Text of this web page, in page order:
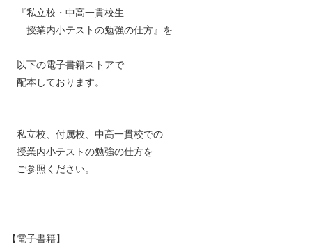
『私立校・中高一貫校生
授業内小テストの勉強の仕方』を
以下の電子書籍ストアで
配本しております。
私立校、付属校、中高一貫校での
授業内小テストの勉強の仕方を
ご参照ください。
【電子書籍】